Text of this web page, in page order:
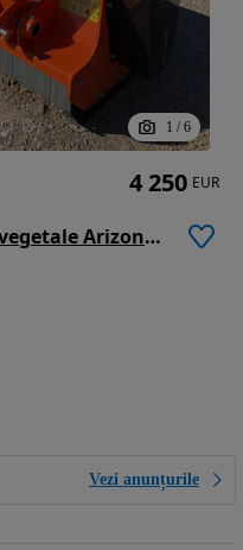
1 / 6
Zeppelin Tocator de resturi vegetale Arizona 2.00/2.20/2.40M
Vezi anunțurile
4 250 EUR